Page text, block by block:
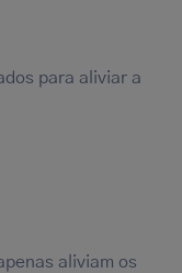
para aliviar a
aliviam os